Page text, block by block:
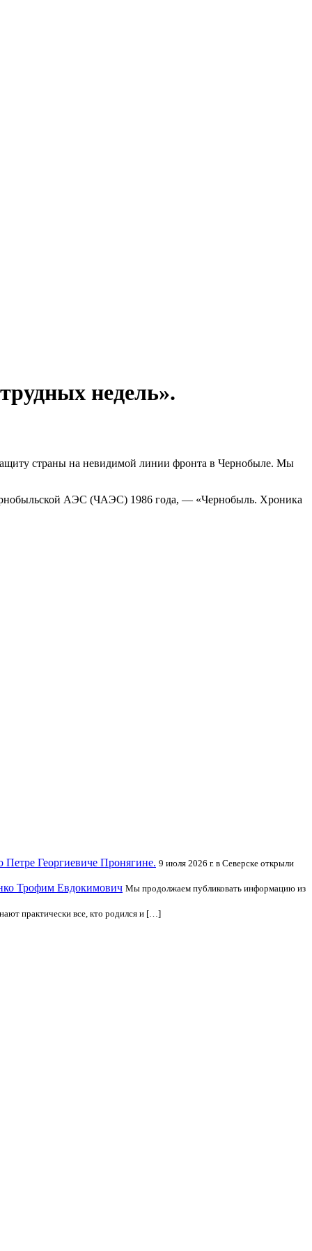
недель».
страны на невидимой линии фронта в Чернобыле. Мы
АЭС (ЧАЭС) 1986 года, — «Чернобыль. Хроника
Петре Георгиевиче Пронягине. 9 июля 2026 г. в Северске открыли
Трофим Евдокимович Мы продолжаем публиковать информацию из
практически все, кто родился и […]